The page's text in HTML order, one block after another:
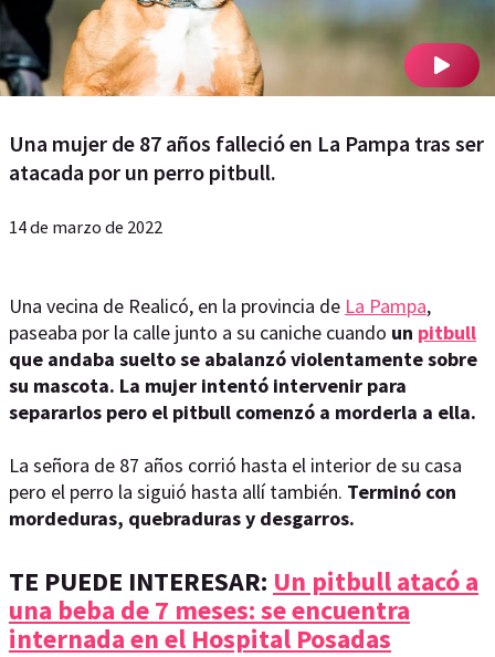
Una mujer de 87 años falleció en La Pampa tras ser
atacada por un perro pitbull.
14 de marzo de 2022
Una vecina de Realicó, en la provincia de La Pampa,
paseaba por la calle junto a su caniche cuando un pitbull
que andaba suelto se abalanzó violentamente sobre
su mascota. La mujer intentó intervenir para
separarlos pero el pitbull comenzó a morderla a ella.
La señora de 87 años corrió hasta el interior de su casa
pero el perro la siguió hasta allí también. Terminó con
mordeduras, quebraduras y desgarros.
TE PUEDE INTERESAR: Un pitbull atacó a
una beba de 7 meses: se encuentra
internada en el Hospital Posadas